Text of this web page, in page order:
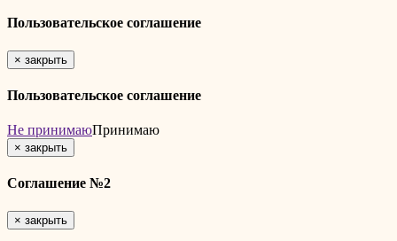
Пользовательское соглашение
× закрыть
Пользовательское соглашение
Не принимаюПринимаю
× закрыть
Соглашение №2
× закрыть